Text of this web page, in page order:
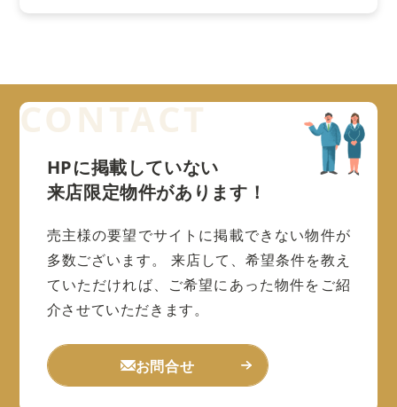
HPに掲載していない
来店限定物件があります！
売主様の要望でサイトに掲載できない物件が
多数ございます。
来店して、希望条件を教え
ていただければ、ご希望にあった物件をご紹
介させていただきます。
お問合せ